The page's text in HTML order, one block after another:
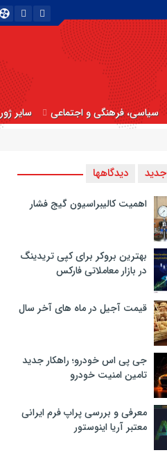
سیاسی، فرهنگی و اجتماعی سایر
جدید دیدگاهها
اهمیت کالیبراسیون گیج فشار
بهترین بروکر برای کپی‌ تریدینگ
در بازار معاملاتی فارکس
قیمت آجیل در ماه های آخر سال
جی پی اس خودرو؛ راهکار جدید
تامین امنیت خودرو
معرفی و بررسی پراپ فرم ایرانی
معتبر آریا اینوستور